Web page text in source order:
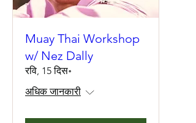
Muay Thai Workshop
w/ Nez Dally
रवि, 15 दिस॰
अधिक जानकारी